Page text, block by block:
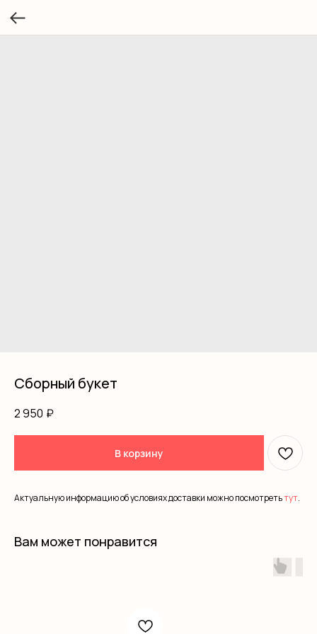
Сборный букет
2 950 ₽
В корзину
Актуальную информацию об условиях доставки можно посмотретьтут.
Вам может понравится